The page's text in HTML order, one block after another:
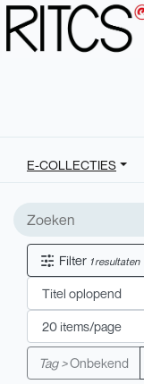
E-COLLECTIES
Filter 1 resultaten
Tag >Onbekend